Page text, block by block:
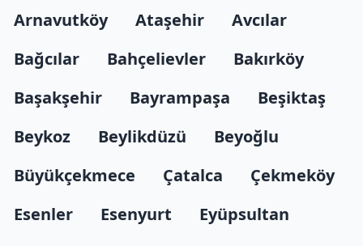
Arnavutköy Ataşehir
Avcılar
Bağcılar
Bahçelievler
Bakırköy
Başakşehir
Bayrampaşa
Beşiktaş
Beykoz
Beylikdüzü
Beyoğlu
Büyükçekmece
Çatalca
Çekmeköy
Esenler
Esenyurt
Eyüpsultan